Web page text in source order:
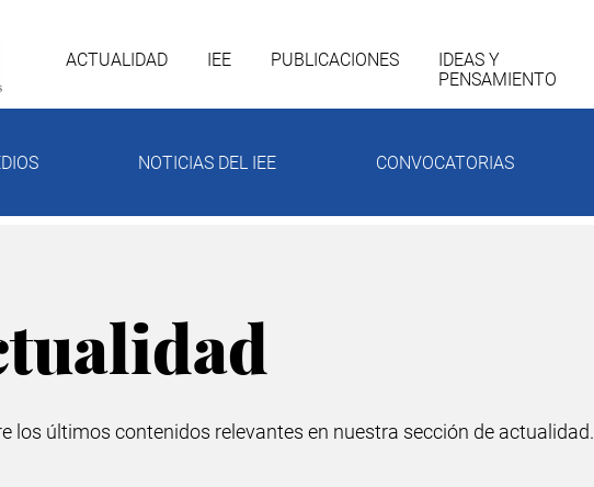
Navegación
principal
ACTUALIDAD
NOTICIAS DEL IEE CONVOCATORIAS
IEE PUBLICACIONES
IDEAS Y
PENSAMIENTO
los últimos contenidos relevantes en nuestra sección de actualidad.